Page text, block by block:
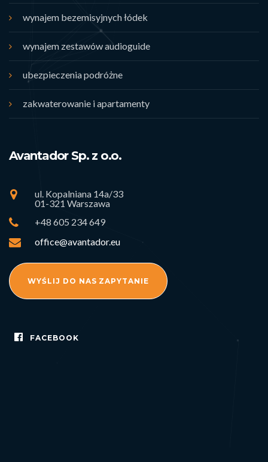
wynajem bezemisyjnych łódek
wynajem zestawów audioguide
ubezpieczenia podróżne
zakwaterowanie i apartamenty
Avantador Sp. z o.o.
ul. Kopalniana 14a/33
01-321 Warszawa
+48 605 234 649
office@avantador.eu
WYŚLIJ DO NAS ZAPYTANIE
FACEBOOK